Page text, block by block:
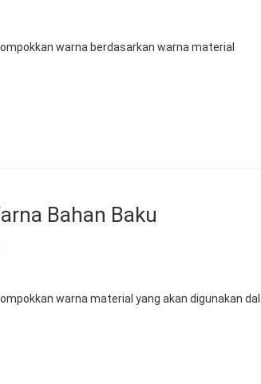
warna berdasarkan warna material
Bahan Baku
warna material yang akan digunakan